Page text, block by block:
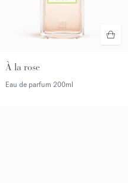
À la rose
Eau de parfum 200ml